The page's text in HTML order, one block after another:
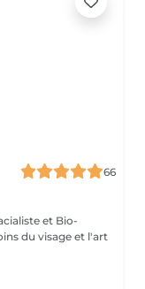
66
et Bio-
du visage et l'art